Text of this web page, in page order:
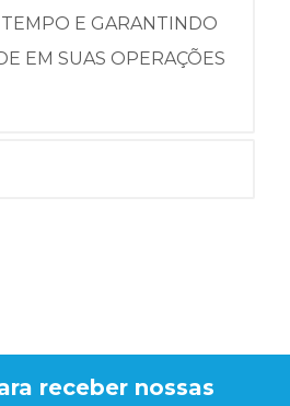
E GARANTINDO
EM SUAS OPERAÇÕES
receber nossas